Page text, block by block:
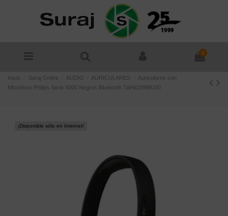
0
Inicio Suraj Online AUDIO AURICULARES
Auriculares con
Micrófono Philips Serie 4000 Negros Bluetooth TAH4209BK/00
¡Disponible sólo en Internet!